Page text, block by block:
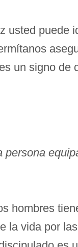
usted puede
un signo de
hombres
la vida por